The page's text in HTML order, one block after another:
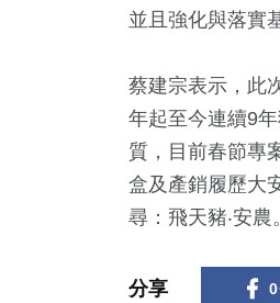
並且強化與落實
蔡建宗表示，此
年起至今連續9
質，目前春節專
盒及產銷履歷大
尋：飛天豬‧安農。
分享